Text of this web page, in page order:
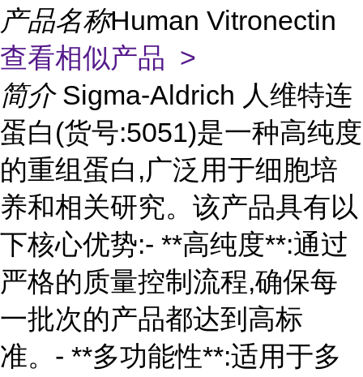
产品名称Human Vitronectin
查看相似产品 >
简介 Sigma-Aldrich 人维特连
蛋白(货号:5051)是一种高纯度
的重组蛋白,广泛用于细胞培
养和相关研究。该产品具有以
下核心优势:- **高纯度**:通过
严格的质量控制流程,确保每
一批次的产品都达到高标
准。- **多功能性**:适用于多